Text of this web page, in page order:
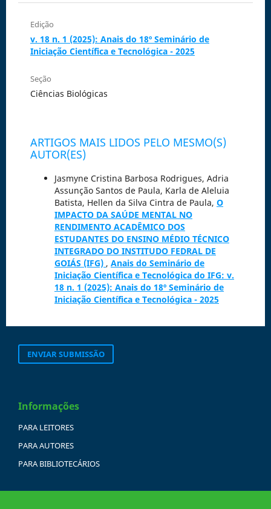
Edição
v. 18 n. 1 (2025): Anais do 18º Seminário de
Iniciação Científica e Tecnológica - 2025
Seção
Ciências Biológicas
ARTIGOS MAIS LIDOS PELO MESMO(S)
AUTOR(ES)
Jasmyne Cristina Barbosa Rodrigues, Adria
Assunção Santos de Paula, Karla de Aleluia
Batista, Hellen da Silva Cintra de Paula, O
IMPACTO DA SAÚDE MENTAL NO
RENDIMENTO ACADÊMICO DOS
ESTUDANTES DO ENSINO MÉDIO TÉCNICO
INTEGRADO DO INSTITUDO FEDRAL DE
GOIÁS (IFG) , Anais do Seminário de
Iniciação Científica e Tecnológica do IFG: v.
18 n. 1 (2025): Anais do 18º Seminário de
Iniciação Científica e Tecnológica - 2025
ENVIAR SUBMISSÃO
Informações
PARA LEITORES
PARA AUTORES
PARA BIBLIOTECÁRIOS